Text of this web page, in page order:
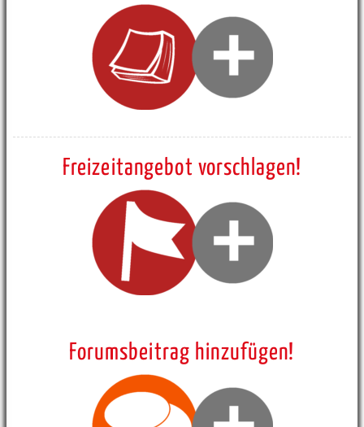
Freizeitangebot vorschlagen!
Forumsbeitrag hinzufügen!